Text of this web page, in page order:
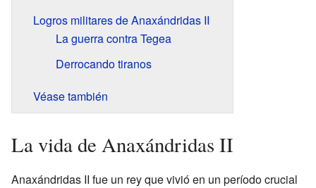
Logros militares de Anaxándridas II
La guerra contra Tegea
Derrocando tiranos
Véase también
La vida de Anaxándridas II
Anaxándridas II fue un rey que vivió en un período crucial